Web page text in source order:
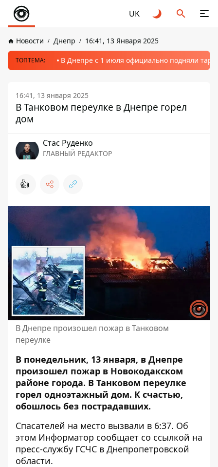
UK
Новости Днепр 16:41, 13 Января 2025
ТОПТЕМА: В Днепре с 1 июля официально подняли
16:41, 13 января 2025
В Танковом переулке в Днепре горел
дом
Стаc Руденко
ГЛАВНЫЙ РЕДАКТОР
👍
В Днепре произошел пожар в Танковом
переулке
В понедельник, 13 января, в Днепре
произошел пожар в Новокодакском
районе города. В Танковом переулке
горел одноэтажный дом. К счастью,
обошлось без пострадавших.
Спасателей на место вызвали в 6:37. Об
этом Информатор сообщает со ссылкой на
пресс-службу ГСЧС в Днепропетровской
области.